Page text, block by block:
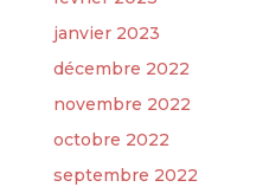
janvier 2023
décembre 2022
novembre 2022
octobre 2022
septembre 2022